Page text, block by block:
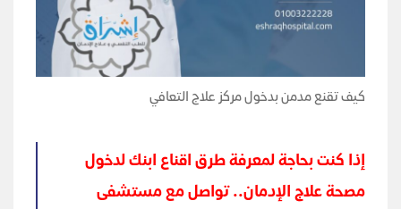
كيف تقنع مدمن بدخول مركز علاج التعافي
إذا كنت بحاجة لمعرفة طرق اقناع ابنك لدخول
مصحة علاج الإدمان.. تواصل مع مستشفى